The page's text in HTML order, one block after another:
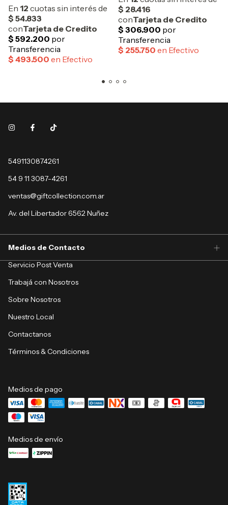
5491130874261
54 9 11 3087-4261
ventas@giftcollection.com.ar
Av. del Libertador 6562 Nuñez
Medios de Contacto
Servicio Post Venta
Trabajá con Nosotros
Sobre Nosotros
Nuestro Local
Contactanos
Términos & Condiciones
Medios de pago
Medios de envío